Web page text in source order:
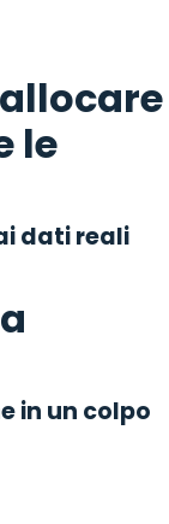
le
dati reali
in un colpo